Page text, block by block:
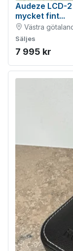
Audeze LCD-
mycket fint...
Västra
Säljes
7 995 kr